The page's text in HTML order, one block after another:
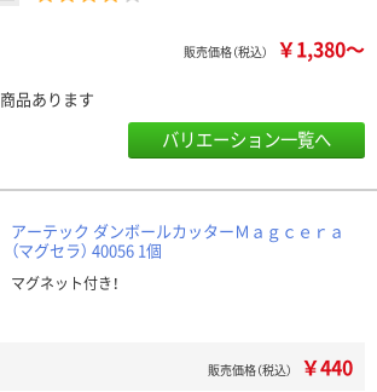
販売価格（税込） ￥1,380～
商品あります
バリエーション一覧へ
アーテック ダンボールカッターＭａｇｃｅｒａ
（マグセラ） 40056 1個
マグネット付き！
販売価格（税込） ￥440